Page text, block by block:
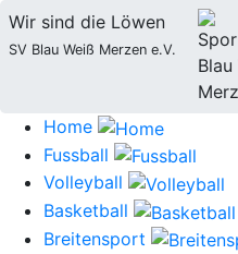
Wir sind die Löwen
SV Blau Weiß Merzen e.V.
Home
Fussball
Volleyball
Basketball
Breitensport